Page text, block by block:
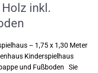
inkl.
– 1,75 x 1,30 Meter
Kinderspielhaus
und Fußboden Sie